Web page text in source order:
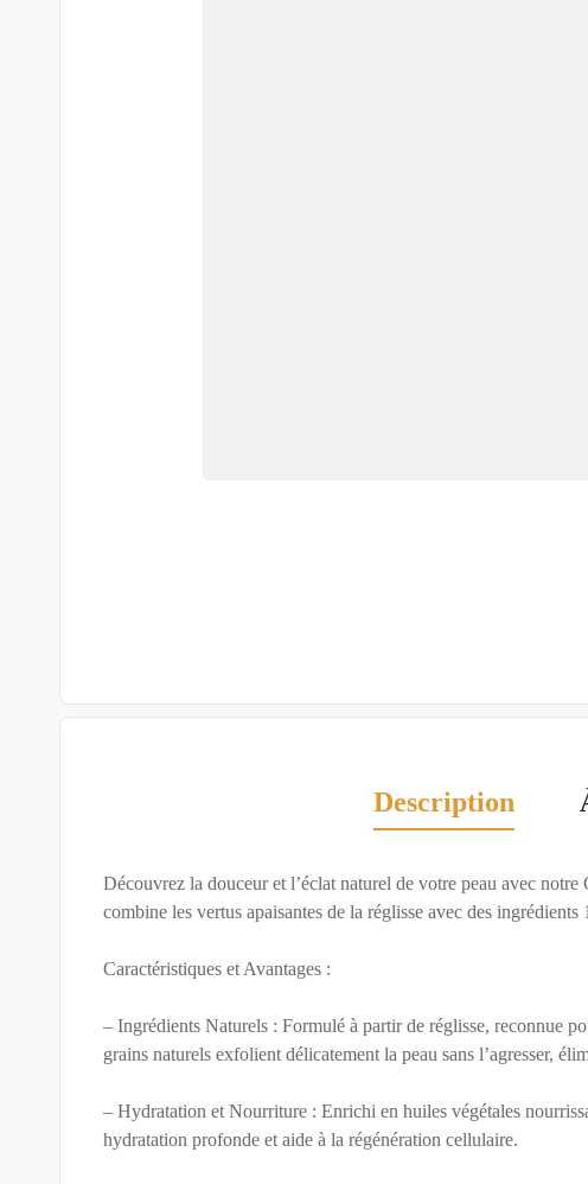
Description
Découvrez la douceur et l’éclat naturel de votre peau avec
combine les vertus apaisantes de la réglisse avec des
Caractéristiques et Avantages :
– Ingrédients Naturels : Formulé à partir de réglisse, reconnue
grains naturels exfolient délicatement la peau sans l’agresser,
– Hydratation et Nourriture : Enrichi en huiles végétales
hydratation profonde et aide à la régénération cellulaire.